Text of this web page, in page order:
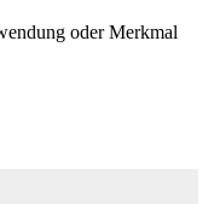
oder Merkmal